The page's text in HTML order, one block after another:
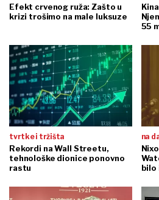
Efekt crvenog ruža: Zašto u
krizi trošimo na male luksuze
55
tvrtke i tržišta
Rekordi na Wall Streetu,
tehnološke dionice ponovno
rastu
na
bilo